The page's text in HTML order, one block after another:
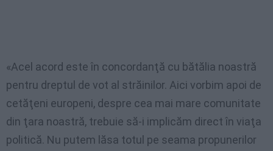
«Acel acord este în concordanţă cu bătălia noastră
pentru dreptul de vot al străinilor. Aici vorbim apoi de
cetăţeni europeni, despre cea mai mare comunitate
din ţara noastră, trebuie să-i implicăm direct în viaţa
politică. Nu putem lăsa totul pe seama propunerilor